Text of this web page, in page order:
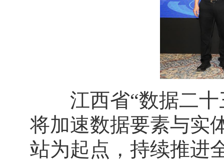
江西省“数据二十
将加速数据要素与实
站为起点，持续推进